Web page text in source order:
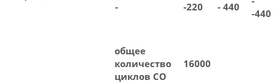
- -220 - 440
-440
общее
количество
циклов СО
16000